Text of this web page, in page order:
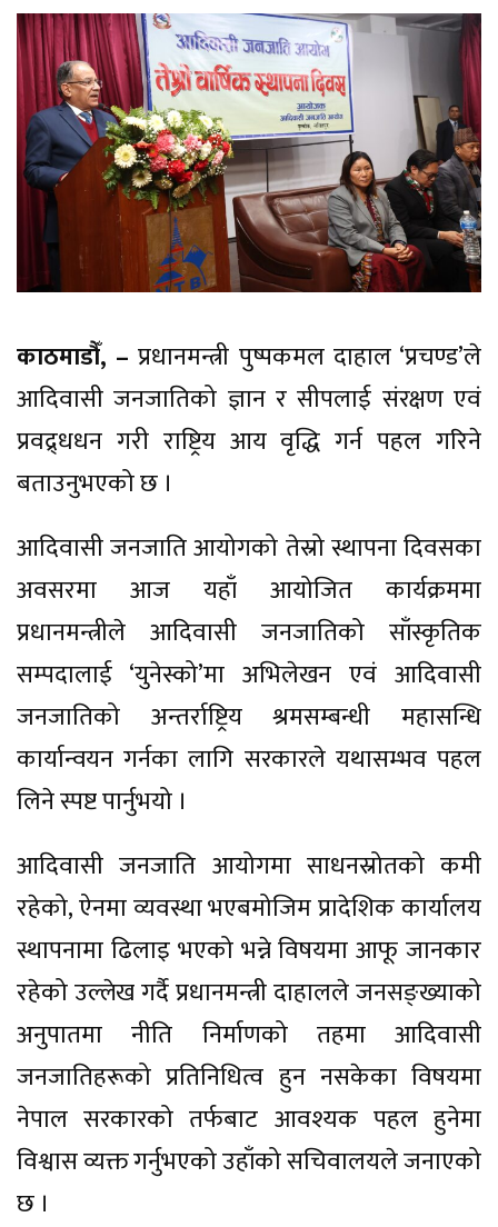
काठमाडौँ, – प्रधानमन्त्री पुष्पकमल दाहाल ‘प्रचण्ड’ले
आदिवासी जनजातिको ज्ञान र सीपलाई संरक्षण एवं
प्रवद्र्धधन गरी राष्ट्रिय आय वृद्धि गर्न पहल गरिने
बताउनुभएको छ ।
आदिवासी जनजाति आयोगको तेस्रो स्थापना दिवसका
अवसरमा आज यहाँ आयोजित कार्यक्रममा
प्रधानमन्त्रीले आदिवासी जनजातिको साँस्कृतिक
सम्पदालाई ‘युनेस्को’मा अभिलेखन एवं आदिवासी
जनजातिको अन्तर्राष्ट्रिय श्रमसम्बन्धी महासन्धि
कार्यान्वयन गर्नका लागि सरकारले यथासम्भव पहल
लिने स्पष्ट पार्नुभयो ।
आदिवासी जनजाति आयोगमा साधनस्रोतको कमी
रहेको, ऐनमा व्यवस्था भएबमोजिम प्रादेशिक कार्यालय
स्थापनामा ढिलाइ भएको भन्ने विषयमा आफू जानकार
रहेको उल्लेख गर्दै प्रधानमन्त्री दाहालले जनसङ्ख्याको
अनुपातमा नीति निर्माणको तहमा आदिवासी
जनजातिहरूको प्रतिनिधित्व हुन नसकेका विषयमा
नेपाल सरकारको तर्फबाट आवश्यक पहल हुनेमा
विश्वास व्यक्त गर्नुभएको उहाँको सचिवालयले जनाएको
छ ।